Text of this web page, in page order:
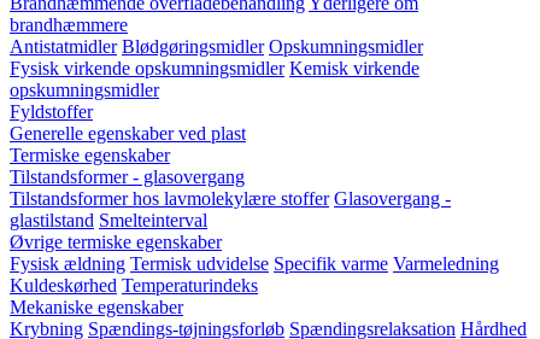
brandhæmmere
Antistatmidler Blødgøringsmidler Opskumningsmidler
Fysisk virkende opskumningsmidler Kemisk virkende
opskumningsmidler
Fyldstoffer
Generelle egenskaber ved plast
Termiske egenskaber
Tilstandsformer - glasovergang
Tilstandsformer hos lavmolekylære stoffer Glasovergang -
glastilstand Smelteinterval
Øvrige termiske egenskaber
Fysisk ældning Termisk udvidelse Specifik varme Varmeledning
Kuldeskørhed Temperaturindeks
Mekaniske egenskaber
Krybning Spændings-tøjningsforløb Spændingsrelaksation Hårdhed